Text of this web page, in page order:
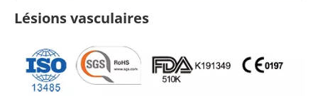
Lésions vasculaires